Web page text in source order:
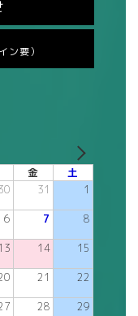
ン要）
金 土
31 1
6 7 8
14 15
21 22
28 29